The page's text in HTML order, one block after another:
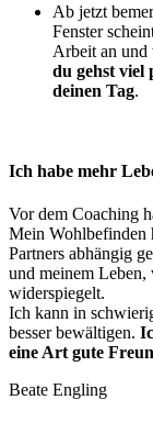
Ab jetzt
Fenster
Arbeit an
du gehst viel
deinen Tag.
Ich habe mehr
Vor dem Coaching
Mein Wohlbefinden
Partners abhängig
und meinem Leben,
widerspiegelt.
Ich kann in
besser bewältigen.
eine Art gute
Beate Engling